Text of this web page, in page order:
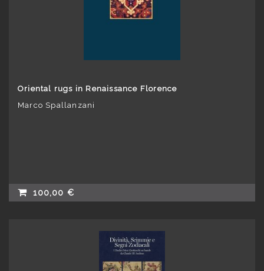
Oriental rugs in Renaissance Florence
Marco Spallanzani
100,00 €